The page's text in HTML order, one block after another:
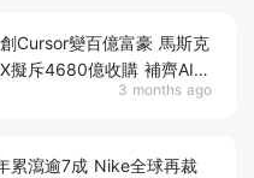
3 months ago
變百億富豪 馬斯克
擬斥4680億收購 補齊AI編
累瀉逾7成 Nike全球再裁